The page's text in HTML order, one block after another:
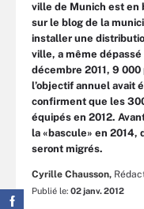
ville de Munich est en
sur le blog de la
installer une
ville, a même dépassé
décembre 2011, 9
l’objectif annuel avait
confirment que les
équipés en 2012.
la «bascule» en 2014,
seront migrés.
Cyrille Chausson,
Publié le: 02 janv. 2012